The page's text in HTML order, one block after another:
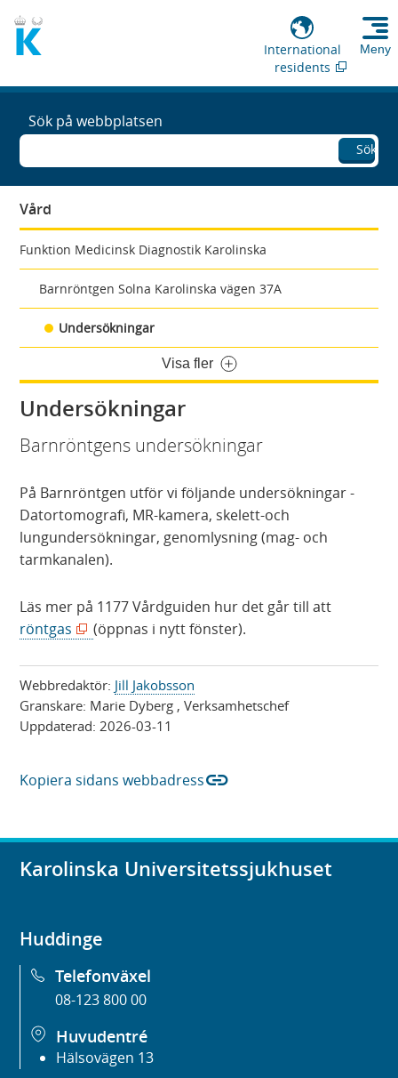
International
residents
Meny
Sök på webbplatsen
Sök
Vård
Funktion Medicinsk Diagnostik Karolinska
Barnröntgen Solna Karolinska vägen 37A
Undersökningar
Visa fler
Undersökningar
Barnröntgens undersökningar
På Barnröntgen utför vi följande undersökningar -
Datortomografi, MR-kamera, skelett-och
lungundersökningar, genomlysning (mag- och
tarmkanalen).
Läs mer på 1177 Vårdguiden hur det går till att
röntgas
p
p
n
t
n
t
e
)
(öppnas i nytt fönster).
Webbredaktör: Jill Jakobsson
Granskare: Marie Dyberg , Verksamhetschef
Uppdaterad: 2026-03-11
Kopiera sidans webbadresslink
Karolinska Universitetssjukhuset
Huddinge
Telefonväxel
08-123 800 00
Huvudentré
Hälsovägen 13